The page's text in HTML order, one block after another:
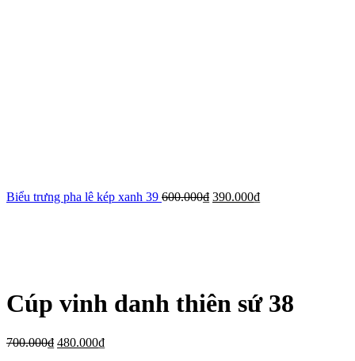
Biểu trưng pha lê kép xanh 39 600.000₫ 390.000₫
Cúp vinh danh thiên sứ 38
700.000₫ 480.000₫